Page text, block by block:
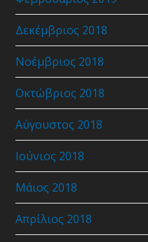
Δεκέμβριος 2018
Νοέμβριος 2018
Οκτώβριος 2018
Αύγουστος 2018
Ιούνιος 2018
Μάιος 2018
Απρίλιος 2018